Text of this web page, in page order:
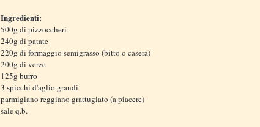
Ingredienti:
500g di pizzoccheri
240g di patate
220g di formaggio semigrasso (bitto o casera)
200g di verze
125g burro
3 spicchi d'aglio grandi
parmigiano reggiano grattugiato (a piacere)
sale q.b.